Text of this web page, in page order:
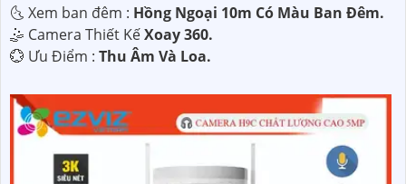
🌜 Xem ban đêm : Hồng Ngoại 10m Có Màu Ban Đêm.
🤹 Camera Thiết KếXoay 360.
️💮 Ưu Điểm : Thu Âm Và Loa.